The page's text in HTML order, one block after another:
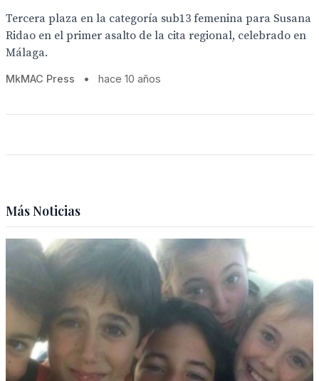
Tercera plaza en la categoría sub13 femenina para Susana
Ridao en el primer asalto de la cita regional, celebrado en
Málaga.
MkMAC Press • hace 10 años
Más Noticias